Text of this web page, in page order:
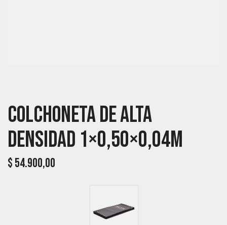
Colchoneta De Alta
Densidad 1×0,50×0,04m
$54.900,00